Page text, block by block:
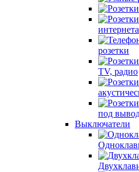
интернета
розетки
TV, радио
под
Выключатели